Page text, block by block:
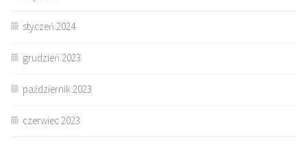
styczeń 2024
grudzień 2023
październik 2023
czerwiec 2023